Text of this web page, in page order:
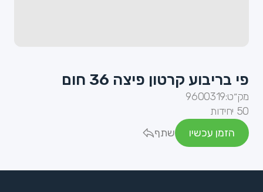
פי בריבוע קרטון פיצה 36 חום
מק״ט:9600319
50 יחידות
הזמן עכשיו
שתף